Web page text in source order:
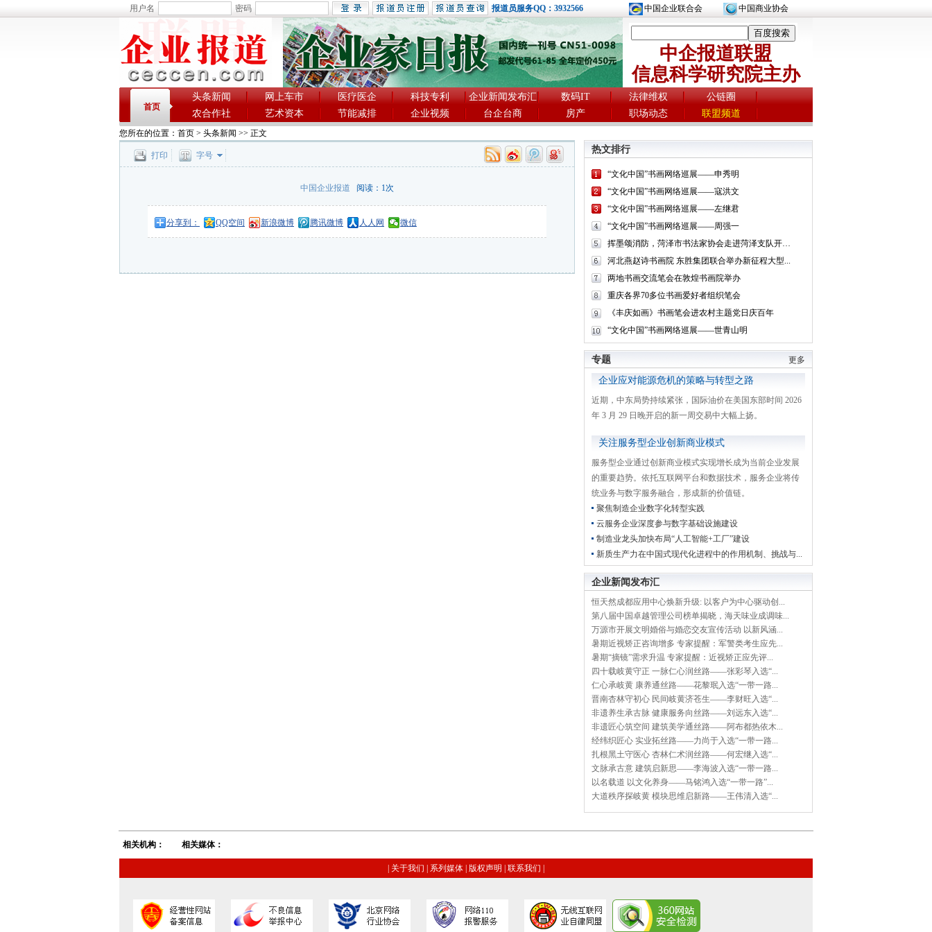
中国企业联合会 中国商业协会
用户名 密码 报道员服务QQ：3932566
中企报道联盟
信息科学研究院主办
首页
头条新闻 网上车市 医疗医企 科技专利 企业新闻发布汇 数码IT 法律维权
公链圈
农合作社
艺术资本 节能减排 企业视频 台企台商 房产 职场动态 联盟频道
您所在的位置： 首页 > 头条新闻 >> 正文
打印 字号
中国企业报道 阅读： 1次
分享到： QQ空间 新浪微博 腾讯微博 人人网 微信
热文排行
“文化中国”书画网络巡展——申秀明
“文化中国”书画网络巡展——寇洪文
“文化中国”书画网络巡展——左继君
“文化中国”书画网络巡展——周强一
挥墨颂消防，菏泽市书法家协会走进菏泽支队开展...
河北燕赵诗书画院 东胜集团联合举办新征程大型...
两地书画交流笔会在敦煌书画院举办
重庆各界70多位书画爱好者组织笔会
《丰庆如画》书画笔会进农村主题党日庆百年
“文化中国”书画网络巡展——世青山明
更多
专题
企业应对能源危机的策略与转型之路
近期，中东局势持续紧张，国际油价在美国东部时间 2026
年 3 月 29 日晚开启的新一周交易中大幅上扬。
关注服务型企业创新商业模式
服务型企业通过创新商业模式实现增长成为当前企业发展
的重要趋势。依托互联网平台和数据技术，服务企业将传
统业务与数字服务融合，形成新的价值链。
聚焦制造企业数字化转型实践
云服务企业深度参与数字基础设施建设
制造业龙头加快布局“人工智能+工厂”建设
新质生产力在中国式现代化进程中的作用机制、挑战与...
企业新闻发布汇
恒天然成都应用中心焕新升级: 以客户为中心驱动创...
第八届中国卓越管理公司榜单揭晓，海天味业成调味...
万源市开展文明婚俗与婚恋交友宣传活动 以新风涵...
暑期近视矫正咨询增多 专家提醒：军警类考生应先...
暑期“摘镜”需求升温 专家提醒：近视矫正应先评...
四十载岐黄守正 一脉仁心润丝路——张彩琴入选“...
仁心承岐黄 康养通丝路——花黎珉入选“一带一路...
晋南杏林守初心 民间岐黄济苍生——李财旺入选“...
非遗养生承古脉 健康服务向丝路——刘远东入选“...
非遗匠心筑空间 建筑美学通丝路——阿布都热依木...
经纬织匠心 实业拓丝路——力尚于入选“一带一路...
扎根黑土守医心 杏林仁术润丝路——何宏继入选“...
文脉承古意 建筑启新思——李海波入选“一带一路...
以名载道 以文化养身——马铭鸿入选“一带一路”...
大道秩序探岐黄 模块思维启新路——王伟清入选“...
相关机构： 相关媒体：
关于我们 系列媒体 版权声明 联系我们